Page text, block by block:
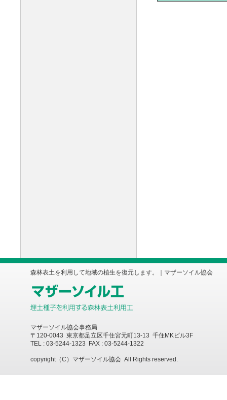
森林表土を利用して地域の植生を復元します。｜マザーソイル協会
マザーソイル協会事務局
〒120-0043 東京都足立区千住宮元町13-13 千住MKビル3F
TEL : 03-5244-1323 FAX : 03-5244-1322
copyright（C）マザーソイル協会 All Rights reserved.